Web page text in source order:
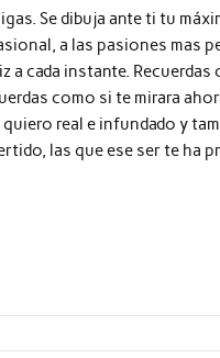
Se dibuja ante ti tu
a las pasiones mas
a cada instante. Recuerdas
como si te mirara
quiero real e infundado y
las que ese ser te ha